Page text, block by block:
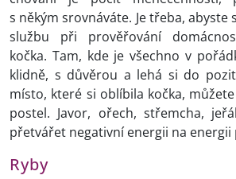
s někým srovnáváte. Je třeba, abyste
službu při prověřování
kočka. Tam, kde je všechno v
klidně, s důvěrou a lehá si do
místo, které si oblíbila kočka,
postel. Javor, ořech, střemcha,
přetvářet negativní energii na energii
Ryby